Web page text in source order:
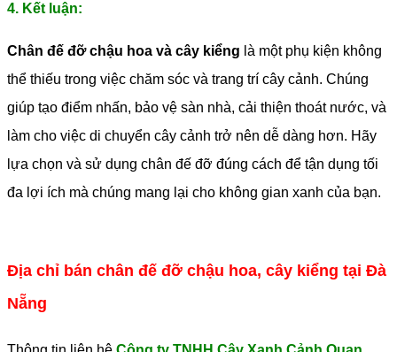
4. Kết luận:
Chân đế đỡ chậu hoa và cây kiểng là một phụ kiện không
thể thiếu trong việc chăm sóc và trang trí cây cảnh. Chúng
giúp tạo điểm nhấn, bảo vệ sàn nhà, cải thiện thoát nước, và
làm cho việc di chuyển cây cảnh trở nên dễ dàng hơn. Hãy
lựa chọn và sử dụng chân đế đỡ đúng cách để tận dụng tối
đa lợi ích mà chúng mang lại cho không gian xanh của bạn.
Địa chỉ bán chân đế đỡ chậu hoa, cây kiểng tại Đà
Nẵng